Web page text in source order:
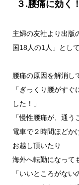
３.腰痛に効く
主婦の友社より出版
国18人の1人」とし
腰痛の原因を解消し
「ぎっくり腰がす
した！」
「慢性腰痛が、通う
電車で２時間ほどか
お越し頂いたり
海外へ転勤になって
「いいところがな